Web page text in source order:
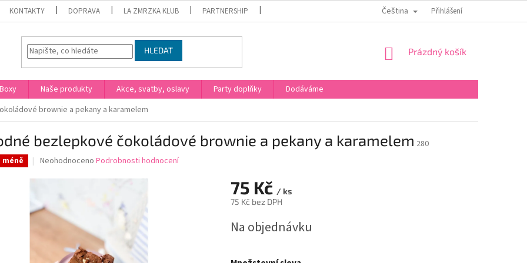
KONTAKTY DOPRAVA LA ZMRZKA KLUB PARTNERSHIP PODMÍNKY OCHRANY OSOBNÍCH ÚDAJŮ
Čeština Přihlášení
HLEDAT
NÁKUPNÍ
Prázdný košík
Boxy Naše produkty Akce, svatby, oslavy Party doplňky
Dodáváme
brownie a pekany a karamelem
bezlepkové čokoládové brownie a pekany a karamelem 280
méně
Průměrné
produktu
0,0
z
Neohodnoceno Podrobnosti hodnocení
75 Kč / ks
75 Kč bez DPH
cena:
Na objednávku